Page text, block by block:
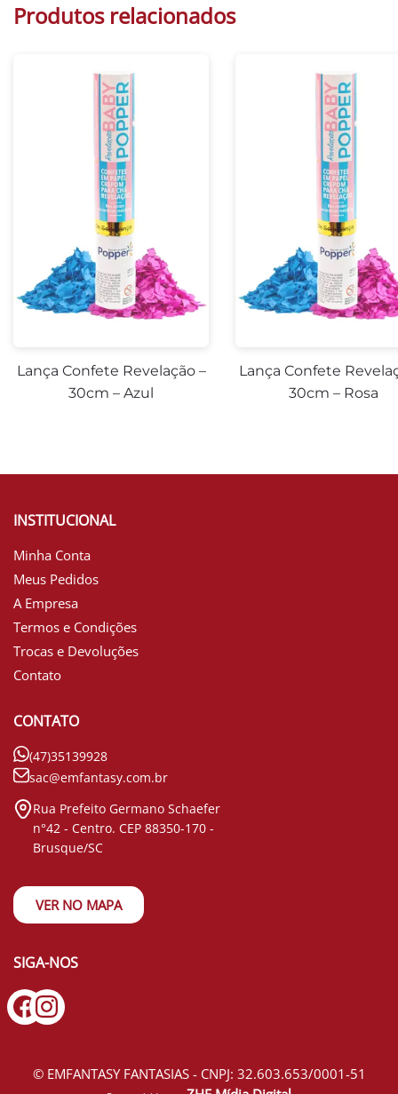
Produtos relacionados
Lança Confete Revelação –
30cm – Azul
Lança Confete
30cm – Rosa
INSTITUCIONAL
Minha Conta
Meus Pedidos
A Empresa
Termos e Condições
Trocas e Devoluções
Contato
CONTATO
(47)35139928
sac@emfantasy.com.br
Rua Prefeito Germano Schaefer
n°42 - Centro. CEP 88350-170 -
Brusque/SC
VER NO MAPA
SIGA-NOS
© EMFANTASY FANTASIAS - CNPJ: 32.603.653/0001-51